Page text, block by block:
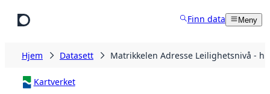
Finn data Meny
Hjem Datasett Matrikkelen Adresse Leilighetsnivå -
Kartverket